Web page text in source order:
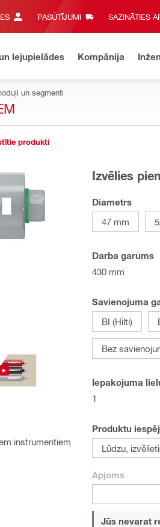
PASŪTĪJUMI SAZINĀTIES
lejupielādes Kompānija
un segmenti
produkti
instrumentiem
Izvēlies
Diametrs
47 mm
Darba garums
430 mm
Savienojuma
BI (Hilti)
Bez
Iepakojuma
1
Produktu
Lūdzu,
Apjoms
Jūs nevarat